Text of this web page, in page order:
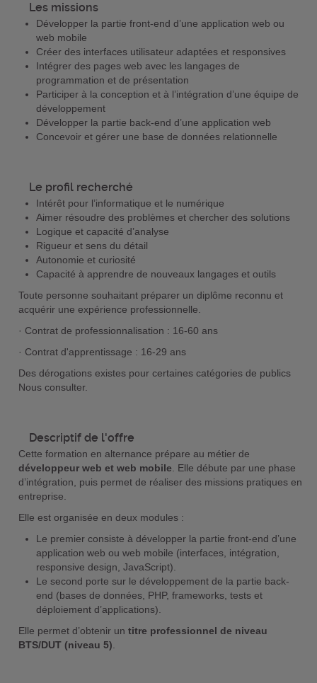
Les missions
Développer la partie front-end d’une application web ou
web mobile
Créer des interfaces utilisateur adaptées et responsives
Intégrer des pages web avec les langages de
programmation et de présentation
Participer à la conception et à l’intégration d’une équipe de
développement
Développer la partie back-end d’une application web
Concevoir et gérer une base de données relationnelle
Le profil recherché
Intérêt pour l’informatique et le numérique
Aimer résoudre des problèmes et chercher des solutions
Logique et capacité d’analyse
Rigueur et sens du détail
Autonomie et curiosité
Capacité à apprendre de nouveaux langages et outils
Toute personne souhaitant préparer un diplôme reconnu et
acquérir une expérience professionnelle.
· Contrat de professionnalisation : 16-60 ans
· Contrat d'apprentissage : 16-29 ans
Des dérogations existes pour certaines catégories de publics
Nous consulter.
Descriptif de l'offre
Cette formation en alternance prépare au métier de
développeur web et web mobile . Elle débute par une phase
d’intégration, puis permet de réaliser des missions pratiques en
entreprise.
Elle est organisée en deux modules :
Le premier consiste à développer la partie front-end d’une
application web ou web mobile (interfaces, intégration,
responsive design, JavaScript).
Le second porte sur le développement de la partie back-
end (bases de données, PHP, frameworks, tests et
déploiement d’applications).
Elle permet d’obtenir un titre professionnel de niveau
BTS/DUT (niveau 5)